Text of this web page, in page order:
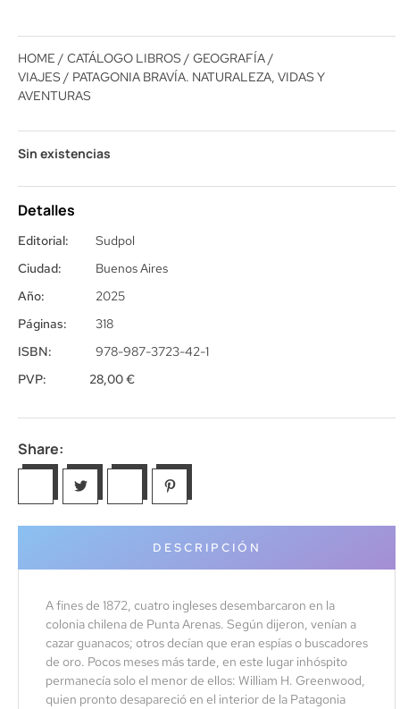
HOME / CATÁLOGO LIBROS / GEOGRAFÍA /
VIAJES / PATAGONIA BRAVÍA. NATURALEZA, VIDAS Y
AVENTURAS
Sin existencias
Detalles
Editorial:
Ciudad:
Año:
Páginas:
ISBN:
Sudpol
Buenos Aires
2025
318
978-987-3723-42-1
PVP:
28,00€
Share:
DESCRIPCIÓN
A fines de 1872, cuatro ingleses desembarcaron en la
colonia chilena de Punta Arenas. Según dijeron, venían a
cazar guanacos; otros decían que eran espías o buscadores
de oro. Pocos meses más tarde, en este lugar inhóspito
permanecía solo el menor de ellos: William H. Greenwood,
quien pronto desapareció en el interior de la Patagonia